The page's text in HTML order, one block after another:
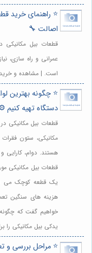
⭐️ راهنمای خرید
اصالت 🔧
قطعات بیل مکانیکی
عمرانی و راه سازی،
است. | مشاهده و خرید
⭐️ چگونه بهترین
دستگاه تهیه کنیم
قطعات بیل مکانیکی
مکانیکی، ستون
هستند. دوام، کارایی
قطعات بیل مکانیکی
یک قطعه کوچک می
هزینه های سنگین
خواهیم گفت که چگونه
یدکی بیل مکانیکی را
⭐️ مراحل بررسی و